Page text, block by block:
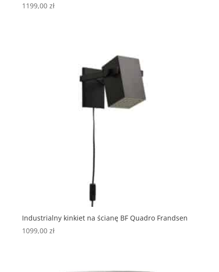
1199,00 zł
Industrialny kinkiet na ścianę BF Quadro Frandsen
1099,00 zł